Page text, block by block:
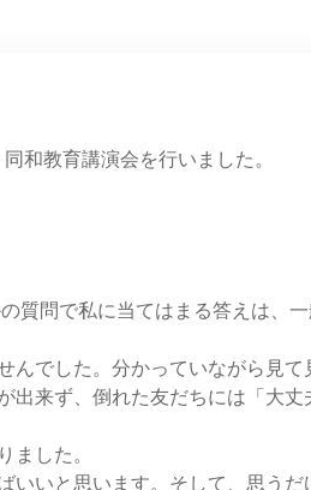
和教育講演会を行いました。
質問で私に当てはまる答えは、
でした。分かっていながら見て
出来ず、倒れた友だちには「大
した。
いと思います。そして、思うだ